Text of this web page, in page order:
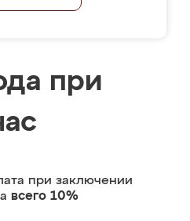
при
при заключении
всего 10%